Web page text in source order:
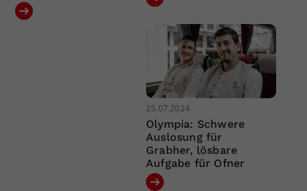
25.07.2024
Olympia: Schwere
Auslosung für
Grabher, lösbare
Aufgabe für Ofner